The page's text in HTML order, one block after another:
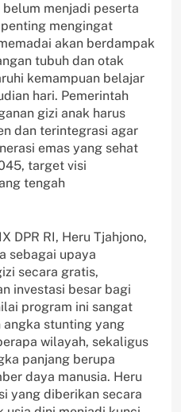
menjadi peserta
mengingat
akan berdampak
tubuh dan otak
kemampuan belajar
hari. Pemerintah
gizi anak harus
dan terintegrasi agar
emas yang sehat
target visi
tengah
DPR RI, Heru Tjahjono,
sebagai upaya
secara gratis,
investasi besar bagi
program ini sangat
stunting yang
wilayah, sekaligus
panjang berupa
daya manusia. Heru
yang diberikan secara